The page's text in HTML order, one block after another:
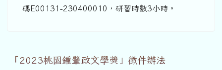
碼E00131-230400010，研習時數3小時。
「2023桃園鍾肇政文學獎」徵件辦法